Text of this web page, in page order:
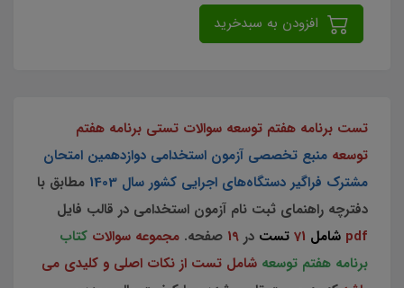
تست برنامه هفتم توسعه سوالات تستی برنامه هفتم
توسعه منبع تخصصی آزمون استخدامی دوازدهمین امتحان
مشترک فراگیر دستگاه‌های اجرایی کشور سال 1403
مطابق با
دفترچه راهنمای ثبت نام آزمون استخدامی در قالب فایل
pdf شامل تست در 19 صفحه. مجموعه سوالات کتاب
برنامه هفتم توسعه شامل تست از نکات اصلی و کلیدی می